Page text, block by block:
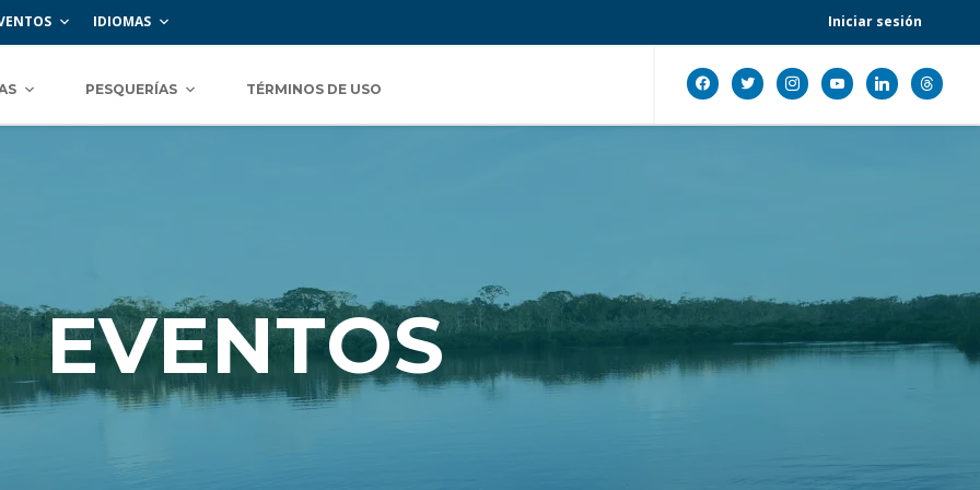
IDIOMAS Iniciar sesión
PESQUERÍAS TÉRMINOS DE USO
facebook
twitter instagramyoutubelinkedinthreads
EVENTOS